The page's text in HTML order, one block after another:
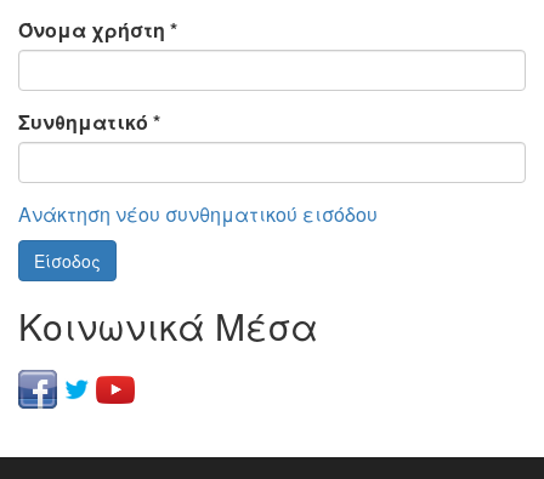
Όνομα χρήστη *
Συνθηματικό *
Ανάκτηση νέου συνθηματικού εισόδου
Είσοδος
Κοινωνικά Μέσα